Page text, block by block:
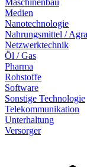
Maschinenbau
Medien
Nanotechnologie
Nahrungsmittel /
Netzwerktechnik
Öl / Gas
Pharma
Rohstoffe
Software
Sonstige Technologie
Telekommunikation
Unterhaltung
Versorger